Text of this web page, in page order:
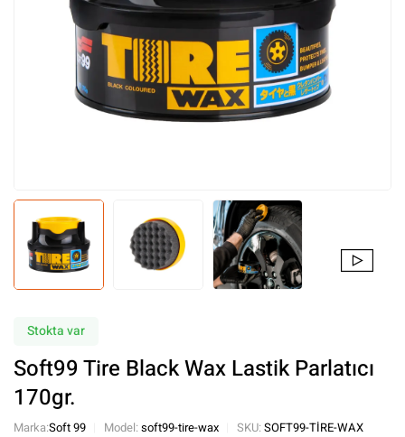
Stokta var
Soft99 Tire Black Wax Lastik Parlatıcı
170gr.
Marka:Soft 99 Model: soft99-tire-wax SKU: SOFT99-TIRE-WAX